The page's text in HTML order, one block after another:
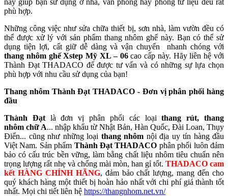
này giúp bạn sử dụng ở nhà, văn phòng hay phòng tư liệu đều rất
phù hợp.
Những công việc như sửa chữa thiết bị, sơn nhà, làm vườn đều có
thể được xử lý với sản phẩm thang nhôm ghế này. Bạn có thể sử
dụng tiện lợi, cất giữ dễ dàng và vận chuyển nhanh chóng với
thang nhôm ghế Xstep Mỹ XL – 06cao cấp này. Hãy liên hệ với
Thành Đạt THADACO để được tư vấn và có những sự lựa chọn
phù hợp với nhu cầu sử dụng của bạn!
Thang nhôm Thành Đạt THADACO - Đơn vị phân phối hàng
đầu
Thành Đạtlà đơn vị phân phối các loại thang rút, thang
nhôm chữ A... nhập khẩu từ Nhật Bản, Hàn Quốc, Đài Loan, Thụy
Điển... cũng như những loại thang nhôm nội địa uy tín hàng đầu
Việt Nam. Sản phẩm Thành Đạt THADACO phân phối luôn đảm
bảo có cấu trúc bền vững, làm bằng chất liệu nhôm tiêu chuẩn nên
trọng lượng rất nhẹ và chống mài mòn, han gỉ tốt. THADACO cam
kết HÀNG CHÍNH HÃNG, đảm bảo chất lượng, mang đến cho
quý khách hàng một thiết bị hoàn hảo nhất với chi phí giá thành tốt
nhất. Mọi chi tiết liên hệ https://thangnhom.net.vn/